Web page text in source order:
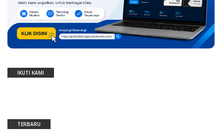
IKUTI KAMI
TERBARU